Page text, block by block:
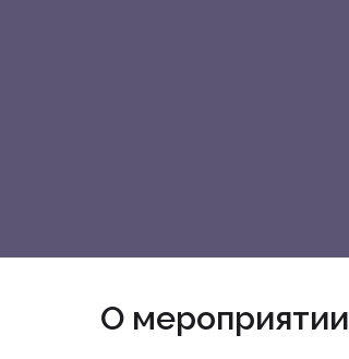
О мероприятии